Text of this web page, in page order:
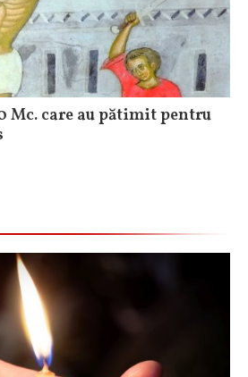
Mc. care au pătimit pentru